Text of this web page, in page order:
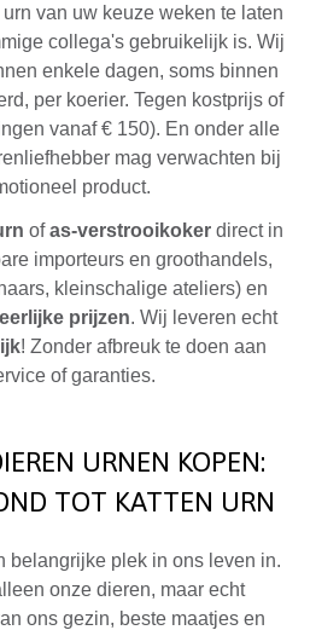
van uw keuze weken te laten
collega's gebruikelijk is. Wij
enkele dagen, soms binnen
per koerier. Tegen kostprijs of
vanaf € 150). En onder alle
mag verwachten bij
product.
ofas-verstrooikokerdirect in
importeurs en groothandels,
kleinschalige ateliers) en
eerlijke prijzen. Wij leveren echt
! Zonder afbreuk te doen aan
of garanties.
URNEN KOPEN:
TOT KATTEN URN
belangrijke plek in ons leven in.
onze dieren, maar echt
ons gezin, beste maatjes en